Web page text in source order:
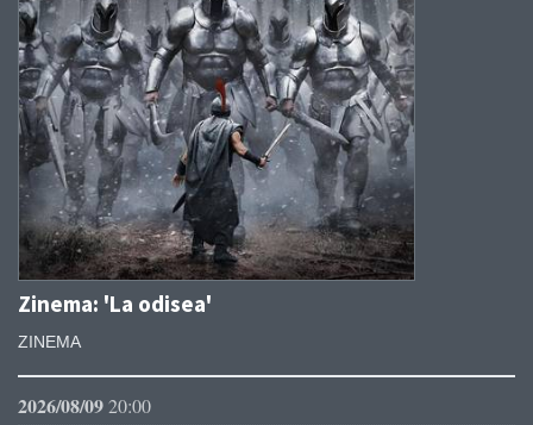
Zinema: 'La odisea'
ZINEMA
2026/08/0920:00